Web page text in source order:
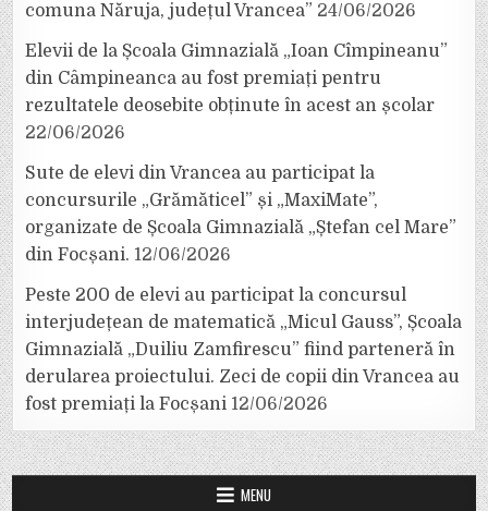
comuna Năruja, județul Vrancea” 24/06/2026
Elevii de la Școala Gimnazială „Ioan Cîmpineanu”
din Câmpineanca au fost premiați pentru
rezultatele deosebite obținute în acest an școlar
22/06/2026
Sute de elevi din Vrancea au participat la
concursurile „Grămăticel” și „MaxiMate”,
organizate de Școala Gimnazială „Ștefan cel Mare”
din Focșani. 12/06/2026
Peste 200 de elevi au participat la concursul
interjudețean de matematică „Micul Gauss”, Școala
Gimnazială „Duiliu Zamfirescu” fiind parteneră în
derularea proiectului. Zeci de copii din Vrancea au
fost premiați la Focșani 12/06/2026
MENU